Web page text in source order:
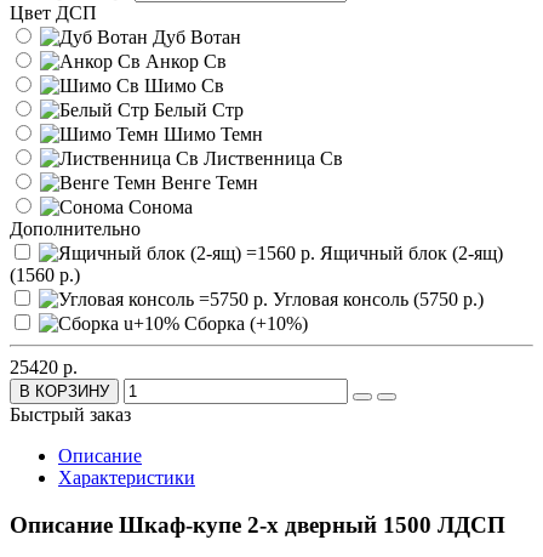
Цвет ДСП
Дуб Вотан
Анкор Св
Шимо Св
Белый Стр
Шимо Темн
Лиственница Св
Венге Темн
Сонома
Дополнительно
Ящичный блок (2-ящ)
(1560 р.)
Угловая консоль (5750 р.)
Сборка (+10%)
25420 р.
В КОРЗИНУ
Быстрый заказ
Описание
Характеристики
Описание Шкаф-купе 2-х дверный 1500 ЛДСП